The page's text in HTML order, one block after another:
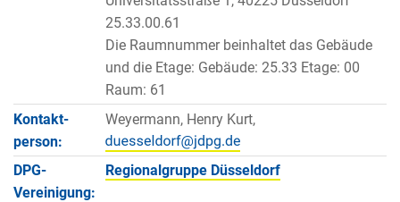
25.33.00.61
Die Raumnummer beinhaltet das Gebäude
und die Etage: Gebäude: 25.33 Etage: 00
Raum: 61
Kontakt­
person:
Weyermann, Henry Kurt,
DPG-
Vereinigung:
Regionalgruppe Düsseldorf